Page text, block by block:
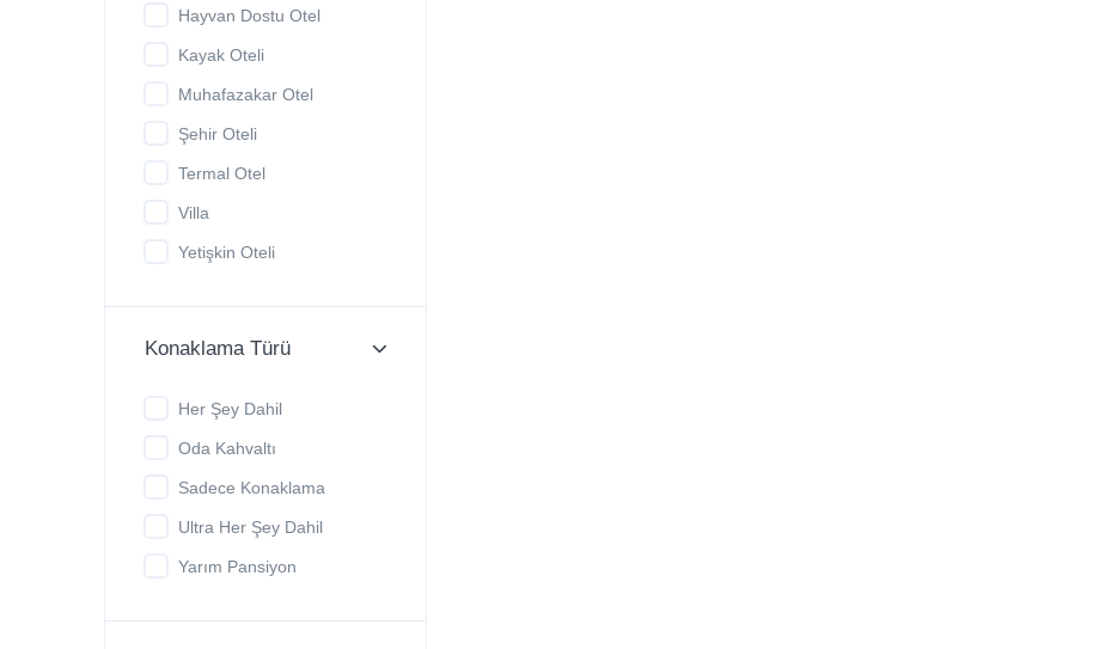
Hayvan Dostu Otel
Kayak Oteli
Muhafazakar Otel
Şehir Oteli
Termal Otel
Villa
Yetişkin Oteli
Konaklama Türü
Her Şey Dahil
Oda Kahvaltı
Sadece Konaklama
Ultra Her Şey Dahil
Yarım Pansiyon